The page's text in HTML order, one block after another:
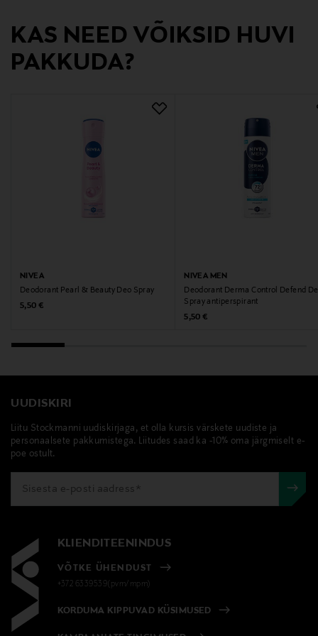
2200327
Rajatorpantie 41 B, 01640 Vantaa, Finland
asiakaspalvelu@tamro.com
antiperspirant, deodorant, lõhnatu, pikaajaline kaitse,
nahahooldus
KAS NEED VÕIKSID HUVI
PAKKUDA?
NIVEA
Deodorant Pearl & Beauty Deo Spray
Original Price
5,50 €
NIVEA MEN
Deodorant Derma Control Defend
Spray antiperspirant
Original Price
5,50 €
UUDISKIRI
Liitu Stockmanni uudiskirjaga, et olla kursis värskete uudiste ja
personaalsete pakkumistega. Liitudes saad ka -10% oma järgmiselt e-
poe ostult.
KLIENDITEENINDUS
VÕTKE ÜHENDUST
+372 6339539(pvm/mpm)
KORDUMA KIPPUVAD KÜSIMUSED